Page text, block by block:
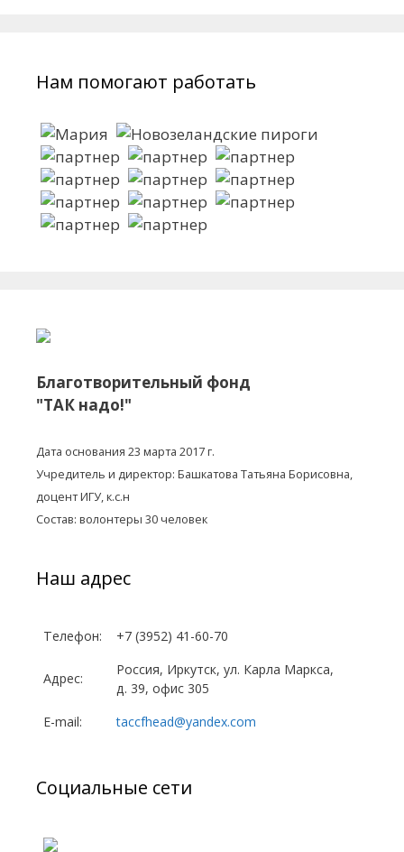
Нам помогают работать
Благотворительный фонд
"ТАК надо!"
Дата основания 23 марта 2017 г.
Учредитель и директор: Башкатова Татьяна Борисовна,
доцент ИГУ, к.с.н
Состав: волонтеры 30 человек
Наш адрес
Телефон: +7 (3952) 41-60-70
Адрес:
Россия, Иркутск, ул. Карла Маркса,
д. 39, офис 305
E-mail:
taccfhead@yandex.com
Социальные сети